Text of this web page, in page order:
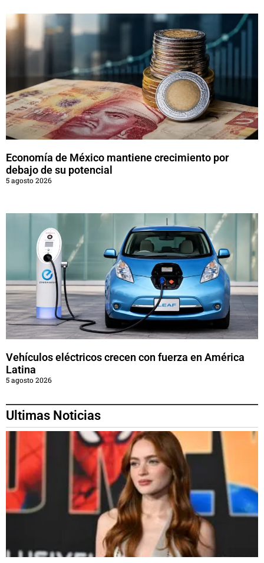
Economía de México mantiene crecimiento por
debajo de su potencial
5 agosto 2026
Vehículos eléctricos crecen con fuerza en América
Latina
5 agosto 2026
Ultimas Noticias